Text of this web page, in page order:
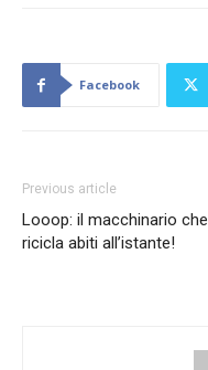
Facebook
Previous article
Looop: il macchinario che
ricicla abiti all’istante!